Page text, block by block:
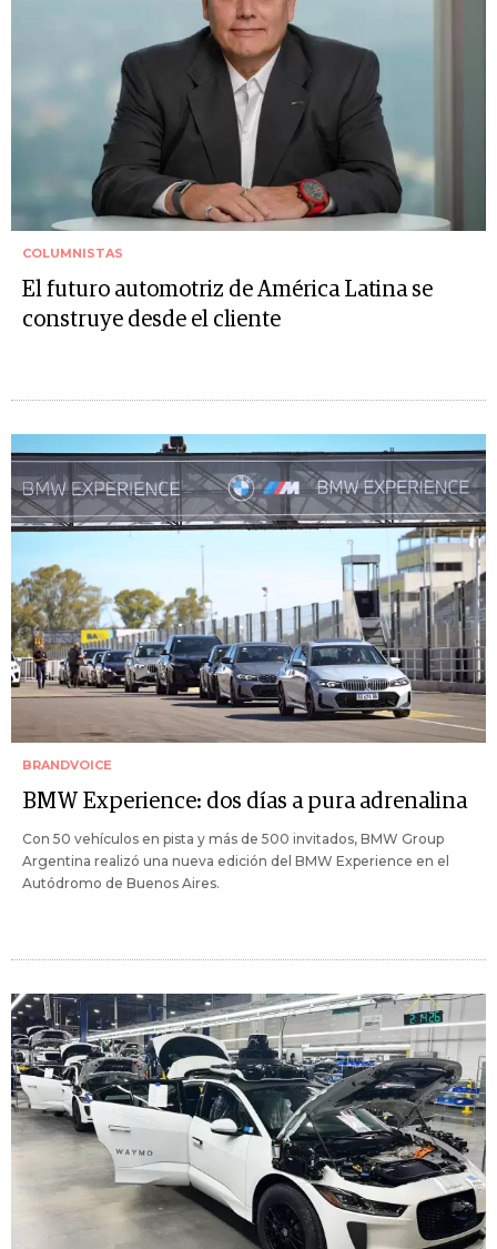
COLUMNISTAS
El futuro automotriz de América Latina se
construye desde el cliente
BRANDVOICE
BMW Experience: dos días a pura adrenalina
Con 50 vehículos en pista y más de 500 invitados, BMW Group
Argentina realizó una nueva edición del BMW Experience en el
Autódromo de Buenos Aires.